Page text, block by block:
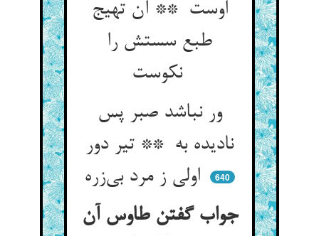
اوست ** آن تهیج
طبع سستش را
نکوست
ور نباشد صبر پس
نادیده به ** تیر دور
640
جواب گفتن طاوس آن